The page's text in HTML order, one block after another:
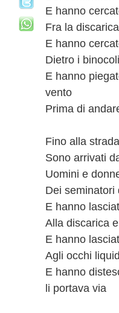
E hanno
Fra la
E hanno
Dietro i
E hanno
vento
Prima di
Fino alla
Sono arrivati
Uomini e
Dei seminatori
E hanno
Alla discarica
E hanno
Agli occhi
E hanno
li portava via